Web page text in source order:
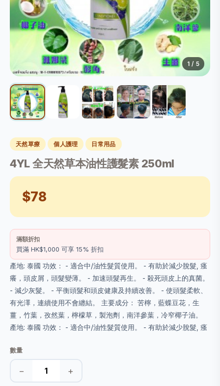
1 / 5
天然草療 個人護理 日常用品
4YL 全天然草本油性護髮素 250ml
$78
滿額折扣
買滿 HK$1,000 可享 15% 折扣
產地: 泰國 功效： - 適合中/油性髮質使用。 - 有助於減少脫髮, 瘙
癢，頭皮屑，頭髮變薄。 - 加速頭髮再生。 - 殺死頭皮上的真菌。
- 減少灰髮。 - 平衡頭髮和頭皮健康及持續改善。 - 使頭髮柔軟、
有光澤，連續使用不會纏結。 主要成分： 苦檸，藍蝶豆花，生
薑，竹葉，孜然葉，檸檬草，製泡劑，南洋參葉，冷窄椰子油。
產地: 泰國 功效： - 適合中/油性髮質使用。 - 有助於減少脫髮, 瘙
數量
− +